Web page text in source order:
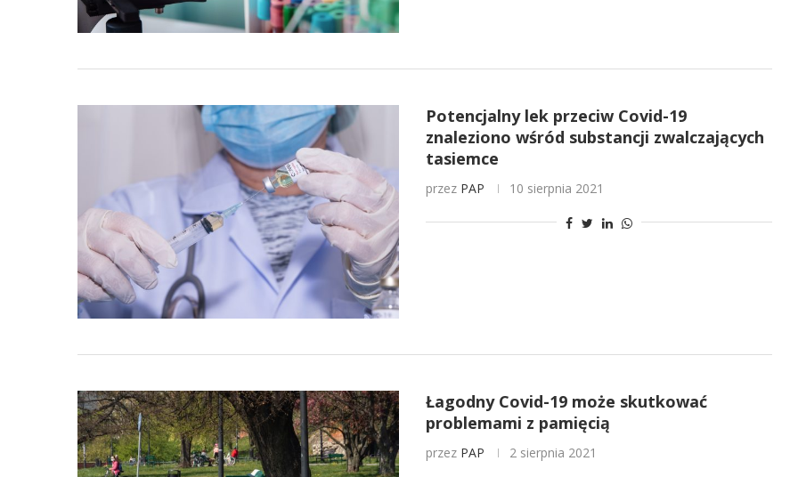
Potencjalny lek przeciw Covid-19
znaleziono wśród substancji zwalczających
tasiemce
przez PAP 10 sierpnia 2021
Łagodny Covid-19 może skutkować
problemami z pamięcią
przez PAP 2 sierpnia 2021